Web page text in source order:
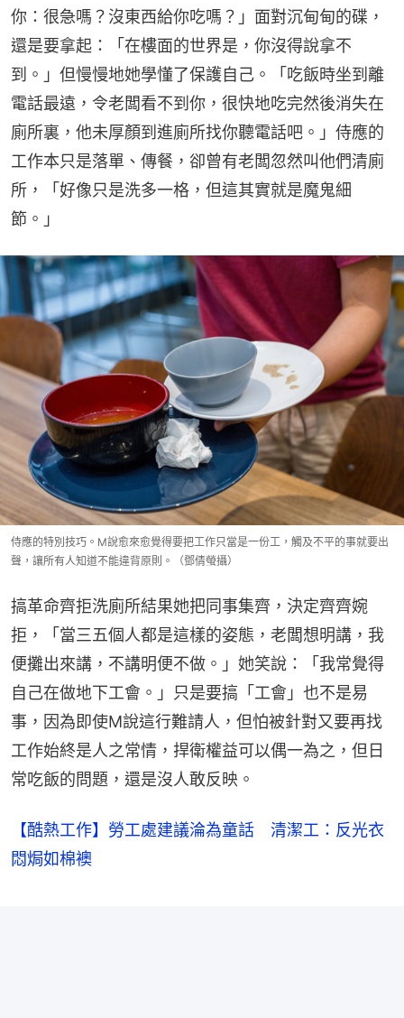
你：很急嗎？沒東西給你吃嗎？」面對沉甸甸的碟，
還是要拿起：「在樓面的世界是，你沒得說拿不
到。」但慢慢地她學懂了保護自己。「吃飯時坐到離
電話最遠，令老闆看不到你，很快地吃完然後消失在
廁所裏，他未厚顏到進廁所找你聽電話吧。」侍應的
工作本只是落單、傳餐，卻曾有老闆忽然叫他們清廁
所，「好像只是洗多一格，但這其實就是魔鬼細
節。」
侍應的特別技巧。M說愈來愈覺得要把工作只當是一份工，觸及不平的事就要出
聲，讓所有人知道不能違背原則。（鄧倩螢攝）
搞革命齊拒洗廁所結果她把同事集齊，決定齊齊婉
拒，「當三五個人都是這樣的姿態，老闆想明講，我
便攤出來講，不講明便不做。」她笑說：「我常覺得
自己在做地下工會。」只是要搞「工會」也不是易
事，因為即使M說這行難請人，但怕被針對又要再找
工作始終是人之常情，捍衛權益可以偶一為之，但日
常吃飯的問題，還是沒人敢反映。
【酷熱工作】勞工處建議淪為童話 清潔工：反光衣
悶焗如棉襖